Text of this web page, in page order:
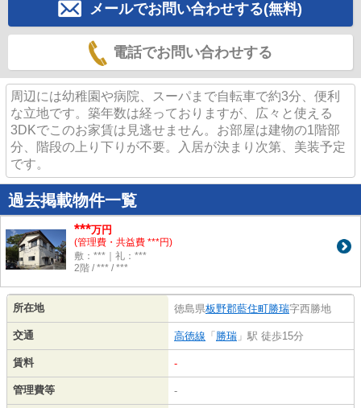
メールでお問い合わせする(無料)
電話でお問い合わせする
周辺には幼稚園や病院、スーパまで自転車で約3分、便利
な立地です。築年数は経っておりますが、広々と使える
3DKでこのお家賃は見逃せません。お部屋は建物の1階部
分、階段の上り下りが不要。入居が決まり次第、美装予定
です。
過去掲載物件一覧
***万円
(管理費・共益費 ***円)
敷：***｜礼：***
2階 / *** / ***
所在地 徳島県板野郡藍住町勝瑞字西勝地
交通 高徳線 「 勝瑞 」駅 徒歩15分
賃料 -
管理費等 -